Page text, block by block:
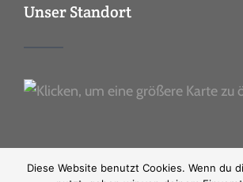
Unser Standort
Diese Website benutzt Cookies. Wenn du